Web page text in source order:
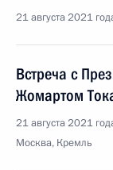
21 августа 2021
Встреча с
Жомартом
21 августа 2021
Москва, Кремль